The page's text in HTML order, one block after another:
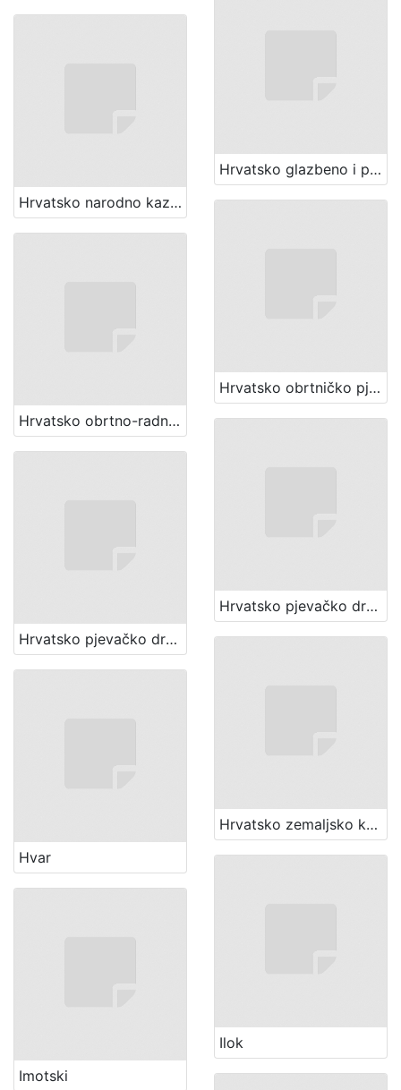
Hrvatsko glazbeno i pjevačko društvo "Harambašić" (Zagreb)
Hrvatsko narodno kazalište (Zagreb). Zbor
Hrvatsko obrtničko pjevačko društvo "Jug" (Zagreb)
Hrvatsko obrtno-radničko pjevačko društvo "Sloboda" (Zagreb)
Hrvatsko pjevačko društvo "Jablan" (Zagreb)
Hrvatsko pjevačko društvo "Kolo" (Zagreb)
Hrvatsko zemaljsko kazalište u Zagrebu
Hvar
Ilok
Imotski